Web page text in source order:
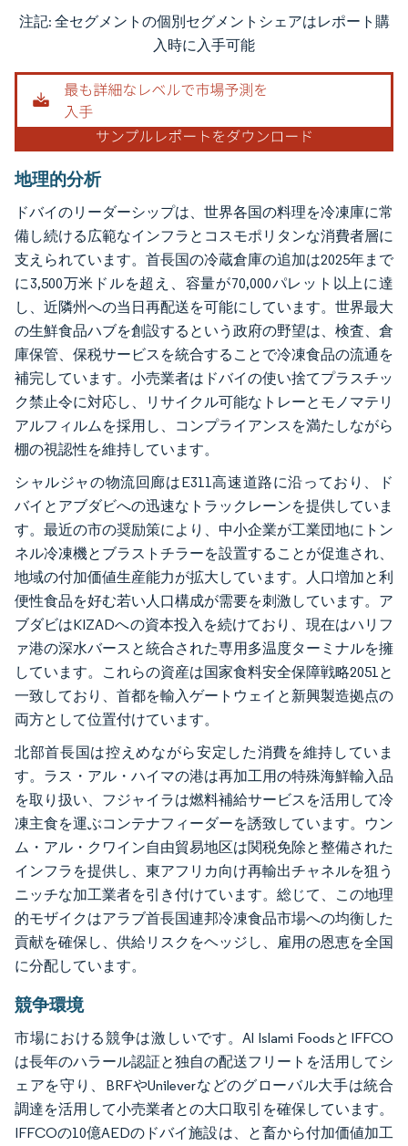
画像 © Mordor Intelligence。再利用にはCC BY 4.0の表示が必要です。
注記: 全セグメントの個別セグメントシェアはレポート購
入時に入手可能
地理的分析
ドバイのリーダーシップは、世界各国の料理を冷凍庫に常
備し続ける広範なインフラとコスモポリタンな消費者層に
支えられています。首長国の冷蔵倉庫の追加は2025年まで
に3,500万米ドルを超え、容量が70,000パレット以上に達
し、近隣州への当日再配送を可能にしています。世界最大
の生鮮食品ハブを創設するという政府の野望は、検査、倉
庫保管、保税サービスを統合することで冷凍食品の流通を
補完しています。小売業者はドバイの使い捨てプラスチッ
ク禁止令に対応し、リサイクル可能なトレーとモノマテリ
アルフィルムを採用し、コンプライアンスを満たしながら
棚の視認性を維持しています。
シャルジャの物流回廊はE311高速道路に沿っており、ド
バイとアブダビへの迅速なトラックレーンを提供していま
す。最近の市の奨励策により、中小企業が工業団地にトン
ネル冷凍機とブラストチラーを設置することが促進され、
地域の付加価値生産能力が拡大しています。人口増加と利
便性食品を好む若い人口構成が需要を刺激しています。ア
ブダビはKIZADへの資本投入を続けており、現在はハリフ
ァ港の深水バースと統合された専用多温度ターミナルを擁
しています。これらの資産は国家食料安全保障戦略2051と
一致しており、首都を輸入ゲートウェイと新興製造拠点の
両方として位置付けています。
北部首長国は控えめながら安定した消費を維持していま
す。ラス・アル・ハイマの港は再加工用の特殊海鮮輸入品
を取り扱い、フジャイラは燃料補給サービスを活用して冷
凍主食を運ぶコンテナフィーダーを誘致しています。ウン
ム・アル・クワイン自由貿易地区は関税免除と整備された
インフラを提供し、東アフリカ向け再輸出チャネルを狙う
ニッチな加工業者を引き付けています。総じて、この地理
的モザイクはアラブ首長国連邦冷凍食品市場への均衡した
貢献を確保し、供給リスクをヘッジし、雇用の恩恵を全国
に分配しています。
競争環境
市場における競争は激しいです。Al Islami FoodsとIFFCO
は長年のハラール認証と独自の配送フリートを活用してシ
ェアを守り、BRFやUnileverなどのグローバル大手は統合
調達を活用して小売業者との大口取引を確保しています。
IFFCOの10億AEDのドバイ施設は、と畜から付加価値加工